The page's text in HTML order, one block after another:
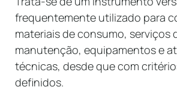
frequentemente utilizado para
materiais de consumo, serviços
manutenção, equipamentos e
técnicas, desde que com
definidos.